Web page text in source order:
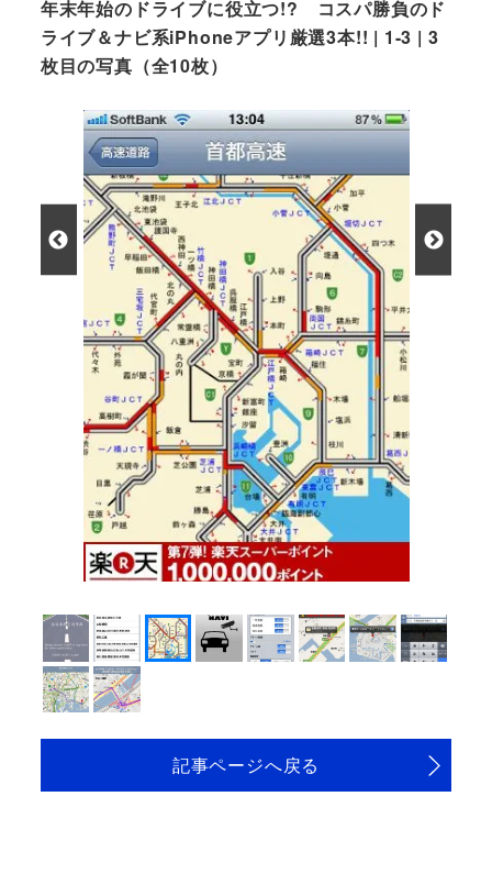
年末年始のドライブに役立つ!? コスパ勝負のド
ライブ＆ナビ系iPhoneアプリ厳選3本!! | 1-3 | 3
枚目の写真（全10枚）
記事ページへ戻る